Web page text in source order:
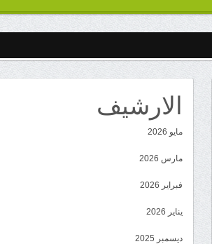
الارشيف
مايو 2026
مارس 2026
فبراير 2026
يناير 2026
ديسمبر 2025